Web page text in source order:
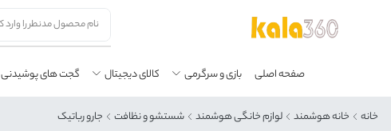
صفحه اصلی بازی و سرگرمی کالای دیجیتال گجت های پوشیدنی
خانه خانه هوشمند لوازم خانگی هوشمند شستشو و نظافت جارو رباتیک